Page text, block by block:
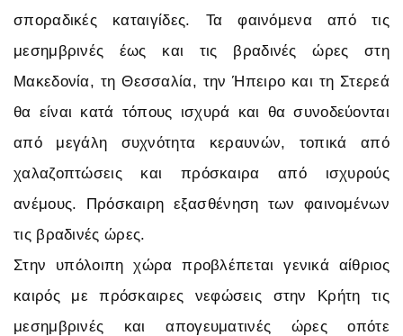
σποραδικές καταιγίδες. Τα φαινόμενα από τις
μεσημβρινές έως και τις βραδινές ώρες στη
Μακεδονία, τη Θεσσαλία, την Ήπειρο και τη Στερεά
θα είναι κατά τόπους ισχυρά και θα συνοδεύονται
από μεγάλη συχνότητα κεραυνών, τοπικά από
χαλαζοπτώσεις και πρόσκαιρα από ισχυρούς
ανέμους. Πρόσκαιρη εξασθένηση των φαινομένων
τις βραδινές ώρες.
Στην υπόλοιπη χώρα προβλέπεται γενικά αίθριος
καιρός με πρόσκαιρες νεφώσεις στην Κρήτη τις
μεσημβρινές και απογευματινές ώρες οπότε